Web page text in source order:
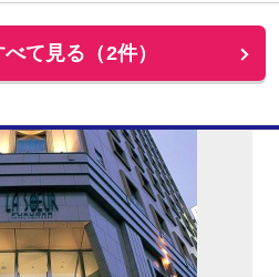
て見る（2件）